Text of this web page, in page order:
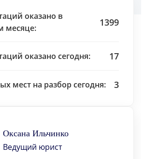
оказано в
месяце:
1399
оказано сегодня: 17
мест на разбор сегодня: 3
Оксана Ильчинко
Ведущий юрист